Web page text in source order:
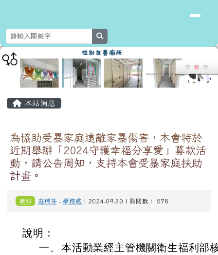
本站消息
為協助受暴家庭遠離家暴傷害，本會特於
近期舉辦「2024守護幸福分享愛」募款活
動，請公告周知，支持本會受暴家庭扶助
計畫。
轉知 莊瑞芬- 學務處 | 2024-09-30 | 點閱數： 578
說明：
一、 本活動業經主管機關衛生福利部